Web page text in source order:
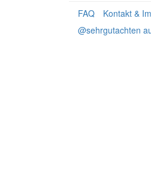
FAQ
Kontakt &
@sehrgutachten